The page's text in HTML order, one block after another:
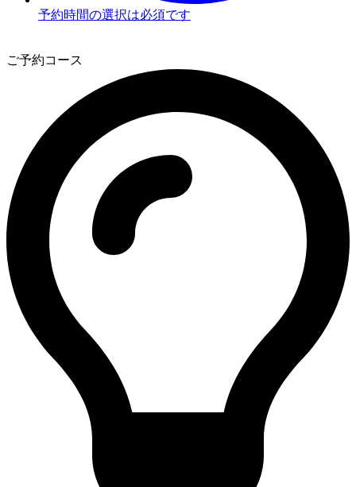
予約時間の選択は必須です
ご予約コース